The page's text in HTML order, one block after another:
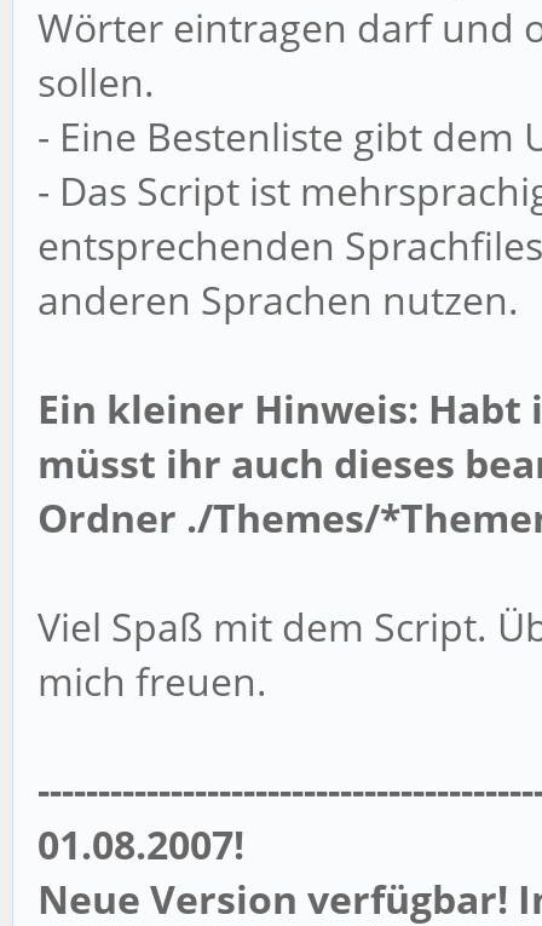
Wörter eintragen darf und
sollen.
- Eine Bestenliste gibt dem
- Das Script ist
entsprechenden
anderen Sprachen nutzen.
Ein kleiner Hinweis:
müsst ihr auch dieses
Ordner ./Themes/
Viel Spaß mit dem Script.
mich freuen.
01.08.2007!
Neue Version verfügbar!